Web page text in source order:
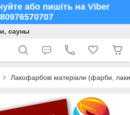
або пишіть на Viber
сауны
Лакофарбові матеріали (фарби,